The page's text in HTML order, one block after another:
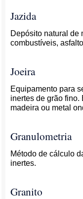
Jazida
Depósito natural de
combustíveis,
Joeira
Equipamento para
inertes de grão fino.
madeira ou metal
Granulometria
Método de cálculo
inertes.
Granito